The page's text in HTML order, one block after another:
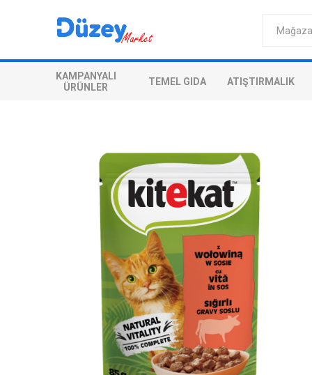
KAMPANYALI
ÜRÜNLER
TEMEL GIDA ATIŞTIRMALIK